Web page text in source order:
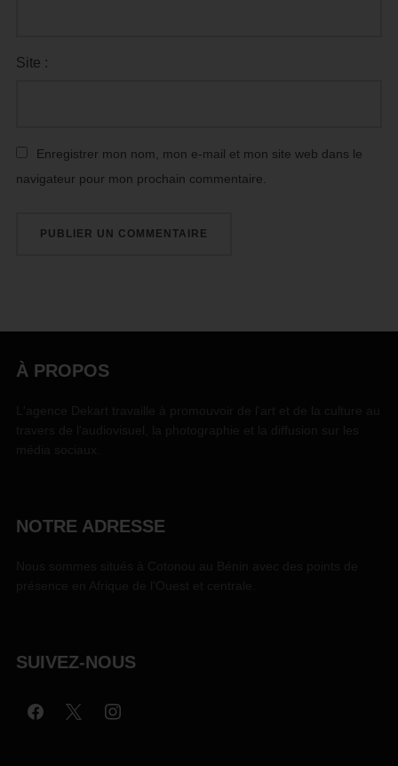
Site :
Enregistrer mon nom, mon e-mail et mon site web dans le
navigateur pour mon prochain commentaire.
À PROPOS
NOTRE ADRESSE
SUIVEZ-NOUS